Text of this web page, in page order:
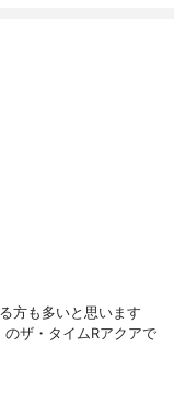
方も多いと思います
ザ・タイムRアクアで